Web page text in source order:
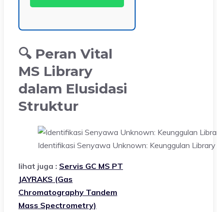
🔍 Peran Vital
MS Library
dalam Elusidasi
Struktur
Identifikasi Senyawa Unknown: Keunggulan Library
lihat juga : Servis GC MS PT
JAYRAKS (Gas
Chromatography Tandem
Mass Spectrometry)